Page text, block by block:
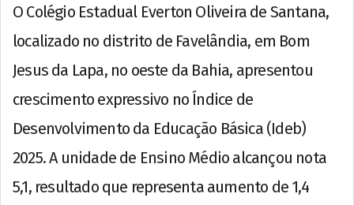
O Colégio Estadual Everton Oliveira de Santana,
localizado no distrito de Favelândia, em Bom
Jesus da Lapa, no oeste da Bahia, apresentou
crescimento expressivo no Índice de
Desenvolvimento da Educação Básica (Ideb)
2025. A unidade de Ensino Médio alcançou nota
5,1, resultado que representa aumento de 1,4